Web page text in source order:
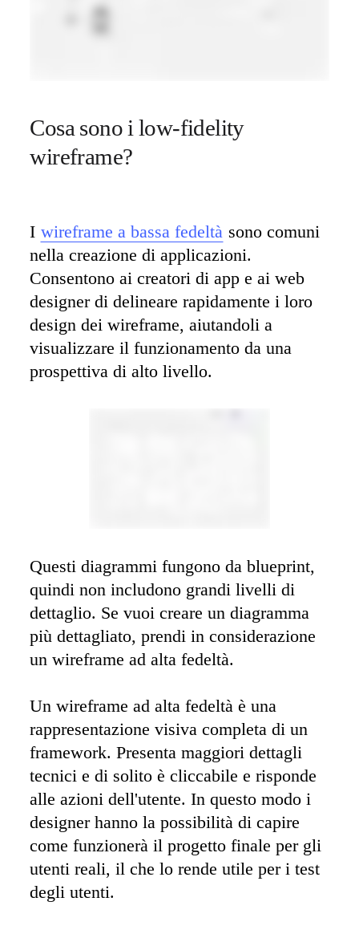
Cosa sono i low-fidelity
wireframe?
I wireframe a bassa fedeltà sono comuni
nella creazione di applicazioni.
Consentono ai creatori di app e ai web
designer di delineare rapidamente i loro
design dei wireframe, aiutandoli a
visualizzare il funzionamento da una
prospettiva di alto livello.
Questi diagrammi fungono da blueprint,
quindi non includono grandi livelli di
dettaglio. Se vuoi creare un diagramma
più dettagliato, prendi in considerazione
un wireframe ad alta fedeltà.
Un wireframe ad alta fedeltà è una
rappresentazione visiva completa di un
framework. Presenta maggiori dettagli
tecnici e di solito è cliccabile e risponde
alle azioni dell'utente. In questo modo i
designer hanno la possibilità di capire
come funzionerà il progetto finale per gli
utenti reali, il che lo rende utile per i test
degli utenti.